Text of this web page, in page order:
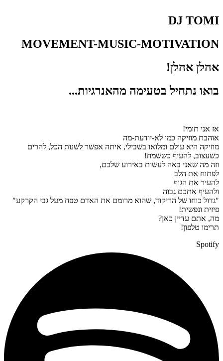
DJ TOMI
MOVEMENT-MUSIC-MOTIVATION
אהלן אהלן!
בואו נתחיל בטעימה מהאנרגיות...
אז אני תומי!
אוהבת מוזיקה כמו לא-יודעת-מה
מוזיקה היא עולם ומלואו בשבילי, איתה אפשר לשנות הכל, להרים
כשעצוב, להעיף כששמח!
וזה מה שאני באה לעשות באירוע שלכם,
לפתוח את הלב
להעיר את הגוף
ולהעיף אתכם גבוה
"גדול כוחו של הריקוד, שהוא מרומם את האדם טפח מעל גבי הקרקע"
פיזית ונפשית!
מה, אתם עדיין כאן?
תרימו טלפון!
Spotify